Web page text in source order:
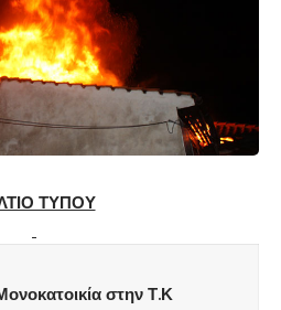
ΤΥΠΟΥ
στην Τ.Κ